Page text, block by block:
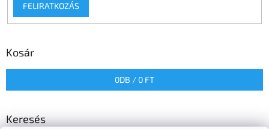
FELIRATKOZÁS
Kosár
0DB / 0 FT
Keresés